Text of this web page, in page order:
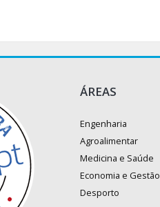
ÁREAS
Engenharia
Agroalimentar
Medicina e Saúde
Economia e Gestão
Desporto